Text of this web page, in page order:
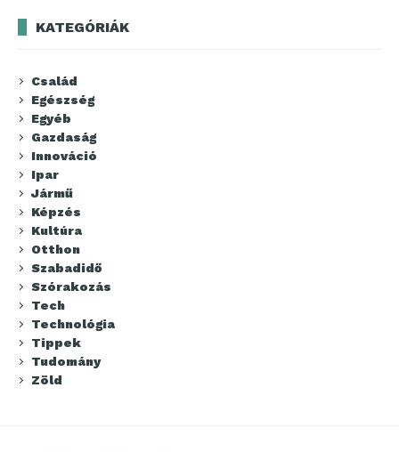
KATEGÓRIÁK
Család
Egészség
Egyéb
Gazdaság
Innováció
Ipar
Jármű
Képzés
Kultúra
Otthon
Szabadidő
Szórakozás
Tech
Technológia
Tippek
Tudomány
Zöld